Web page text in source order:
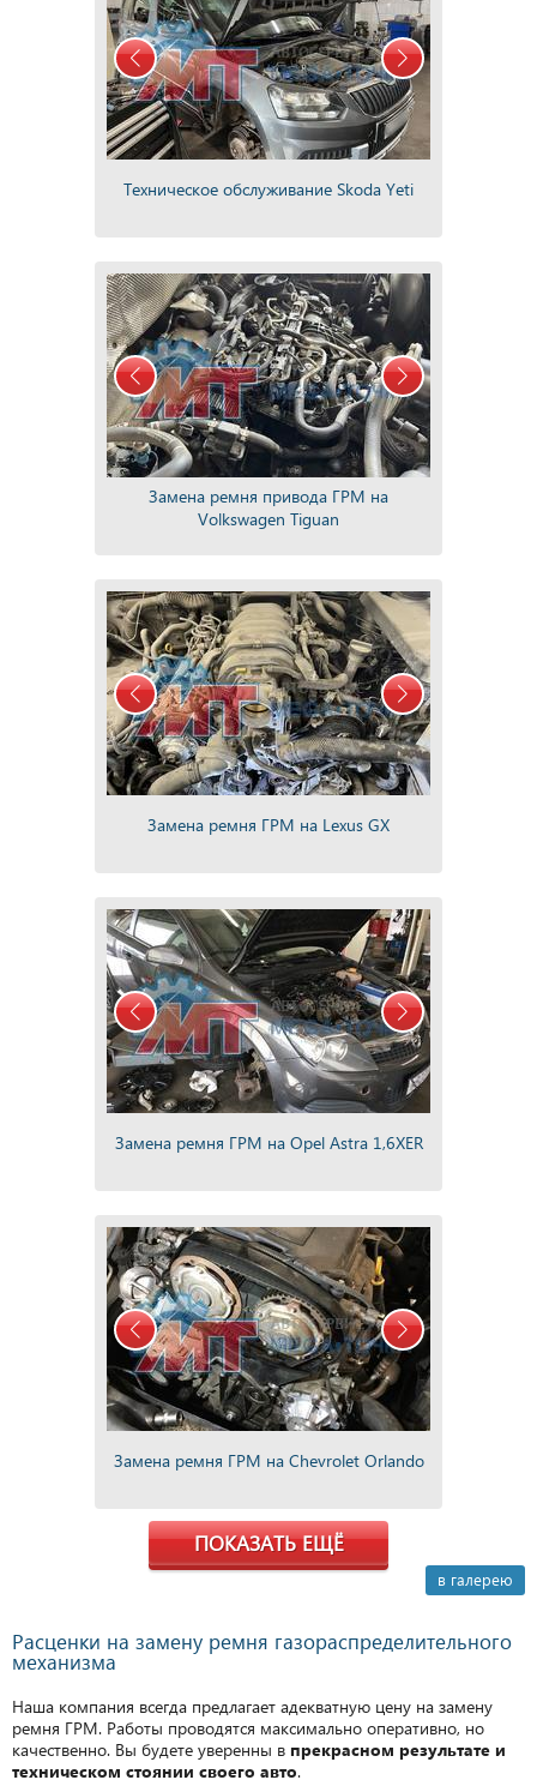
Техническое обслуживание Skoda Yeti
Замена ремня привода ГРМ на
Volkswagen Tiguan
Замена ремня ГРМ на Lexus GX
Замена ремня ГРМ на Opel Astra 1,6XER
Замена ремня ГРМ на Chevrolet Orlando
ПОКАЗАТЬ ЕЩЁ
в галерею
Расценки на замену ремня газораспределительного
механизма
Наша компания всегда предлагает адекватную цену на замену
ремня ГРМ. Работы проводятся максимально оперативно, но
качественно. Вы будете уверенны в прекрасном результате и
техническом стоянии своего авто.